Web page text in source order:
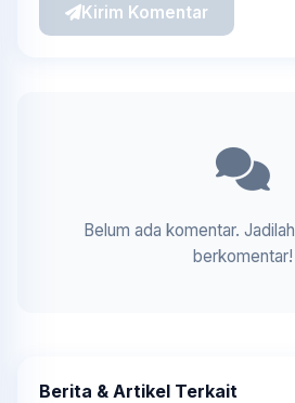
Kirim Komentar
Belum ada komentar.
berkomentar!
Berita & Artikel Terkait